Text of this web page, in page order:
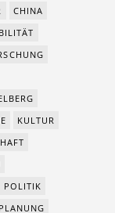
CHINA
KULTUR
POLITIK